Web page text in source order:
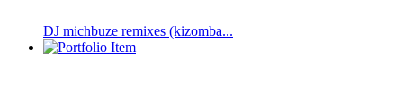
DJ michbuze remixes (kizomba...